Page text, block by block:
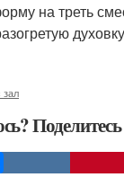
на треть
зал